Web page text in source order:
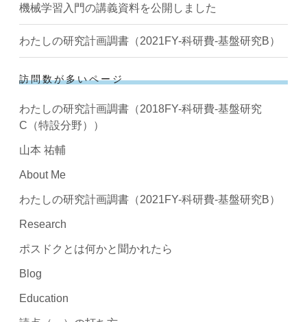
機械学習入門の講義資料を公開しました
わたしの研究計画調書（2021FY-科研費-基盤研究B）
訪問数が多いページ
わたしの研究計画調書（2018FY-科研費-基盤研究
C（特設分野））
山本 祐輔
About Me
わたしの研究計画調書（2021FY-科研費-基盤研究B）
Research
ポスドクとは何かと聞かれたら
Blog
Education